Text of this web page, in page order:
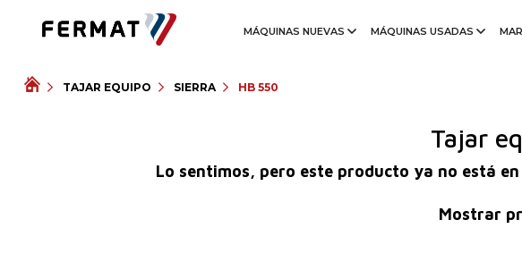
MÁQUINAS NUEVAS MÁQUINAS USADAS
TAJAR EQUIPO SIERRA HB 550
Tajar
Lo sentimos, pero este producto ya no está
Mostrar